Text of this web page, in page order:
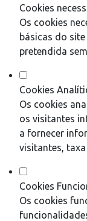
Cookies
Os cookies
básicas do
pretendida
Cookies
Os cookies
os visitantes
a fornecer
visitantes,
Cookies
Os cookies